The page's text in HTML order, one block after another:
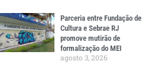
Parceria entre Fundação de
Cultura e Sebrae RJ
promove mutirão de
formalização do MEI
agosto 3, 2026